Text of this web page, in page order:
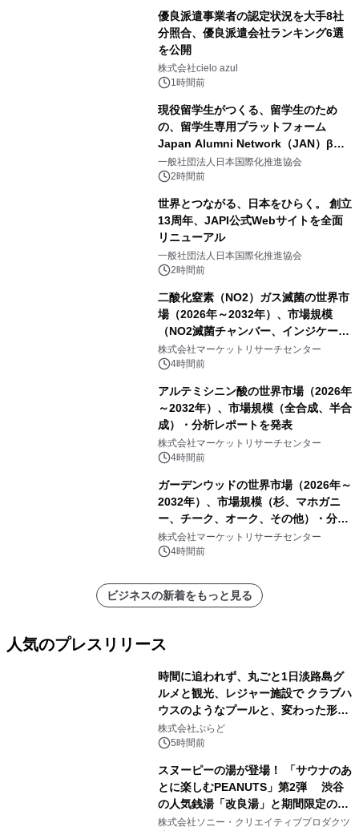
優良派遣事業者の認定状況を大手8社
分照合、優良派遣会社ランキング6選
を公開
株式会社cielo azul
1時間前
現役留学生がつくる、留学生のため
の、留学生専用プラットフォーム
Japan Alumni Network（JAN）β版
をリリース
一般社団法人日本国際化推進協会
2時間前
世界とつながる、日本をひらく。 創立
13周年、JAPI公式Webサイトを全面
リニューアル
一般社団法人日本国際化推進協会
2時間前
二酸化窒素（NO2）ガス滅菌の世界市
場（2026年～2032年）、市場規模
（NO2滅菌チャンバー、インジケータ
ーおよびモニタリングシステム、その
他）・分析レポートを発表
株式会社マーケットリサーチセンター
4時間前
アルテミシニン酸の世界市場（2026年
～2032年）、市場規模（全合成、半合
成）・分析レポートを発表
株式会社マーケットリサーチセンター
4時間前
ガーデンウッドの世界市場（2026年～
2032年）、市場規模（杉、マホガニ
ー、チーク、オーク、その他）・分析
レポートを発表
株式会社マーケットリサーチセンター
4時間前
ビジネスの新着をもっと見る
人気のプレスリリース
時間に追われず、丸ごと1日淡路島グ
ルメと観光、レジャー施設で クラブハ
ウスのようなプールと、変わった形の
サウナも 「THE BOXY AWAJI」のお
得な素泊まり連泊プランで
株式会社ぷらど
5時間前
スヌーピーの湯が登場！ 「サウナのあ
とに楽しむPEANUTS」第2弾 渋谷
の人気銭湯「改良湯」と期間限定のコ
ラボレーション サウナイキタイコラ
株式会社ソニー・クリエイティブプロダクツ